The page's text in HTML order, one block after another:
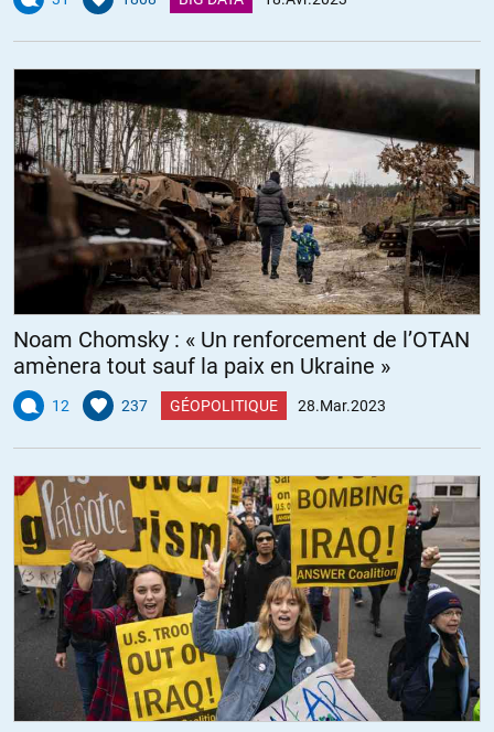
Noam Chomsky : « Un renforcement de l’OTAN
amènera tout sauf la paix en Ukraine »
12 237 GÉOPOLITIQUE 28.Mar.2023